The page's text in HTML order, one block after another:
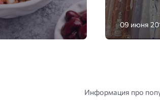
09 июня
Информация про